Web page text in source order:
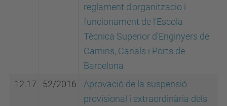
reglament d'organitzacio i
funcionament de l'Escola
Tècnica Superior d'Enginyers de
Camins, Canals i Ports de
Barcelona
12.17
52/2016
Aprovació de la suspensió
provisional i extraordinària dels